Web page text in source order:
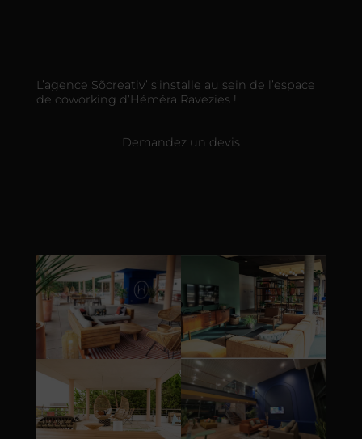
L’agence Sõcreativ’ s’installe au sein de l’espace
de coworking d’Héméra Ravezies !
Demandez un devis